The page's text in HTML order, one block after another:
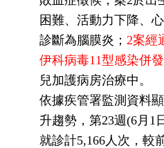
困難、活動力下降、
診斷為腦膜炎； 2案經
伊科病毒11型感染併
兒加護病房治療中。
依據疾管署監測資料
升趨勢，第23週(6月1
就診計5,166人次，較